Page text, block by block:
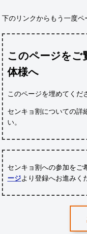
下のリンクからもう一度ペ
このページをご
体様へ
このページを埋めてくだ
センキョ割についての詳
い。
センキョ割への参加をご
ージより登録へお進みく